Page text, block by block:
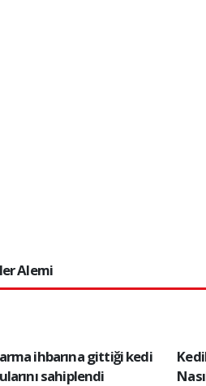
Alemi
ihbarına gittiği kedi
sahiplendi